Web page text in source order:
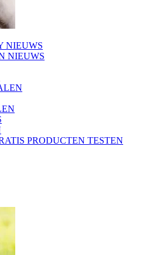
NIEUWS
NIEUWS
PRODUCTEN TESTEN